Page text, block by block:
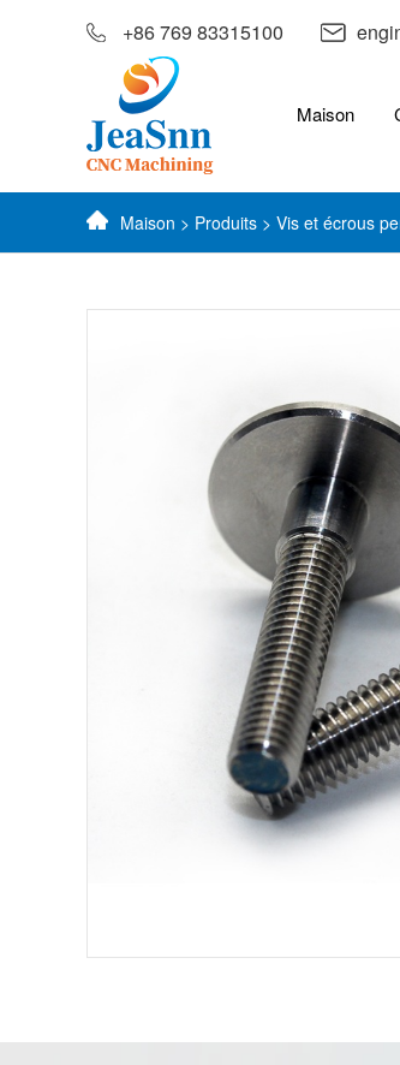
+86 769 83315100
Maison
Maison > Produits > Vis et écrous